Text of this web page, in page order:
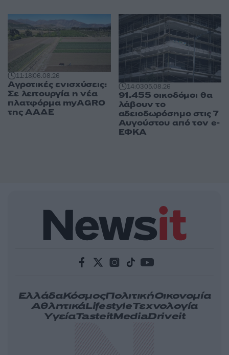
11:1806.08.26
Αγροτικές ενισχύσεις:
Σε λειτουργία η νέα
πλατφόρμα myAGRO
της ΑΑΔΕ
14:0305.08.26
91.455 οικοδόμοι θα
λάβουν το
αδειοδωρόσημο στις 7
Αυγούστου από τον e-
ΕΦΚΑ
ΕλλάδαΚόσμοςΠολιτικήΟικονομία
ΑθλητικάLifestyleΤεχνολογία
ΥγείαTasteitMediaDriveit